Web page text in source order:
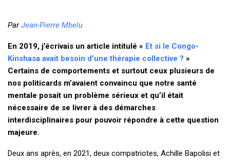
ParJean-Pierre Mbelu
En 2019, j’écrivais un article intitulé « Et si le Congo-
Kinshasa avait besoin d’une thérapie collective ? »
Certains de comportements et surtout ceux plusieurs de
nos politicards m’avaient convaincu que notre santé
mentale posait un problème sérieux et qu’il était
nécessaire de se livrer à des démarches
interdisciplinaires pour pouvoir répondre à cette question
majeure.
Deux ans après, en 2021, deux compatriotes, Achille Bapolisi et